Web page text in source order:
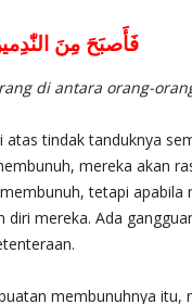
فَأَصبَحَ مِنَ
di antara orang-
atas tindak tanduknya
mereka akan
tetapi apabila
mereka. Ada
membunuhnya itu,